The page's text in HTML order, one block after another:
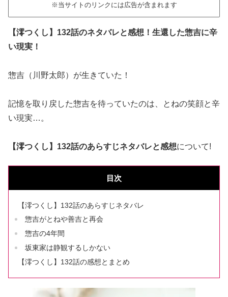
※当サイトのリンクには広告が含まれます
【澪つくし】132話のネタバレと感想！生還した惣吉に辛
い現実！
惣吉（川野太郎）が生きていた！
記憶を取り戻した惣吉を待っていたのは、とねの笑顔と辛
い現実…。
【澪つくし】132話のあらすじネタバレと感想について!
目次
【澪つくし】132話のあらすじネタバレ
惣吉がとねや善吉と再会
惣吉の4年間
坂東家は静観するしかない
【澪つくし】132話の感想とまとめ